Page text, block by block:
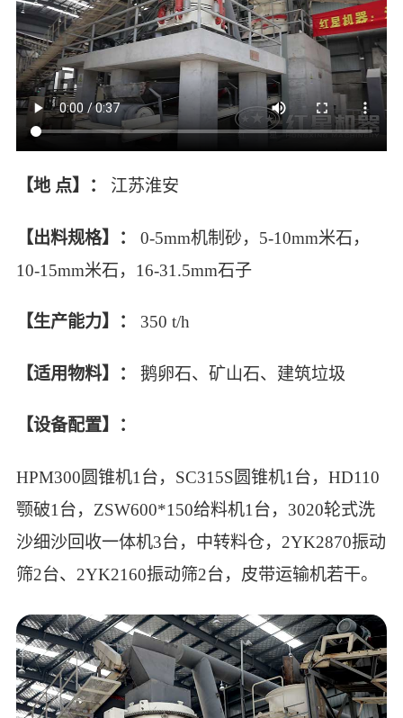
【地 点】： 江苏淮安
【出料规格】：
0-5mm机制砂，5-10mm米石，
10-15mm米石，16-31.5mm石子
【生产能力】： 350 t/h
【适用物料】： 鹅卵石、矿山石、建筑垃圾
【设备配置】：
HPM300圆锥机1台，SC315S圆锥机1台，HD110
颚破1台，ZSW600*150给料机1台，3020轮式洗
沙细沙回收一体机3台，中转料仓，2YK2870振动
筛2台、2YK2160振动筛2台，皮带运输机若干。